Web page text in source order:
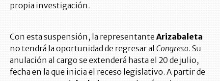
propia investigación.
Con esta suspensión, la representante Arizabaleta
no tendrá la oportunidad de regresar al Congreso. Su
anulación al cargo se extenderá hasta el 20 de julio,
fecha en la que inicia el receso legislativo. A partir de